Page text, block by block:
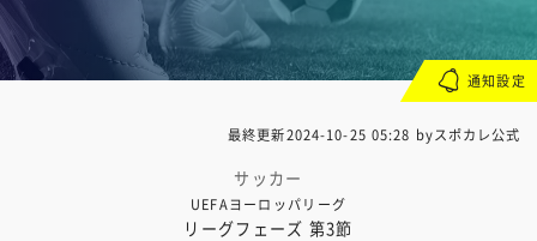
最終更新2024-10-25 05:28 byスポカレ公式
サッカー
UEFAヨーロッパリーグ
リーグフェーズ 第3節
通知設定